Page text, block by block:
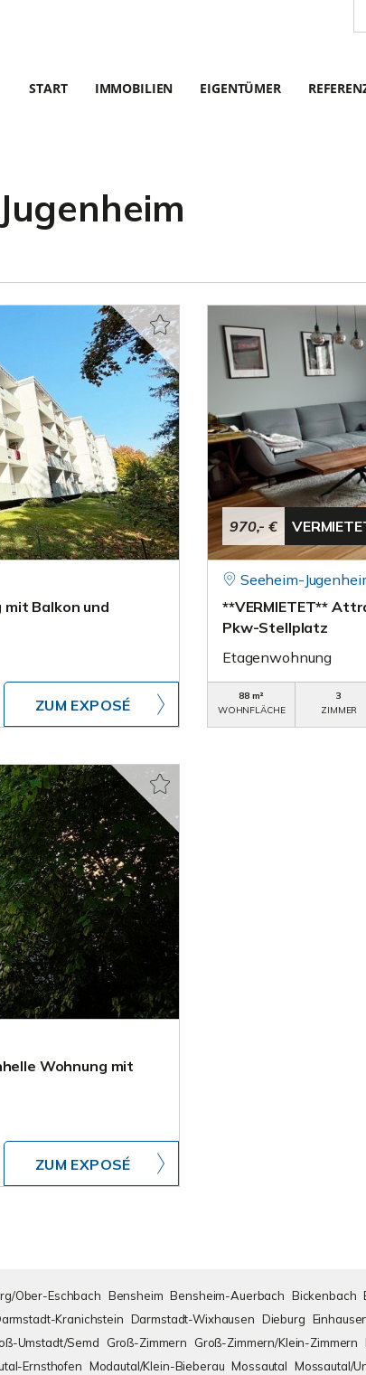
START IMMOBILIEN EIGENTÜMER
mit Balkon und
ZUM EXPOSÉ
970,- €
Seeheim-
**VERMIETET**
Pkw-Stellplatz
Etagenwohnung
88 m²
WOHNFLÄCHE
3
ZIMMER
Wohnung mit
ZUM EXPOSÉ
Ober-Eschbach Bensheim Bensheim-Auerbach Bickenbach
Kranichstein Darmstadt-Wixhausen Dieburg
Umstadt/Semd Groß-Zimmern Groß-Zimmern/Klein-Zimmern
Ernsthofen Modautal/Klein-Bieberau Mossautal Mossautal/